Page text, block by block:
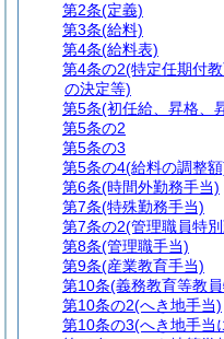
第2条(定義)
第3条(給料)
第4条(給料表)
第4条の2(特定任期付
の決定等)
第5条(初任給、昇格、
第5条の2
第5条の3
第5条の4(給料の調整
第6条(時間外勤務手当)
第7条(特殊勤務手当)
第7条の2(管理職員特
第8条(管理職手当)
第9条(産業教育手当)
第10条(義務教育等教
第10条の2(へき地手当)
第10条の3(へき地手当